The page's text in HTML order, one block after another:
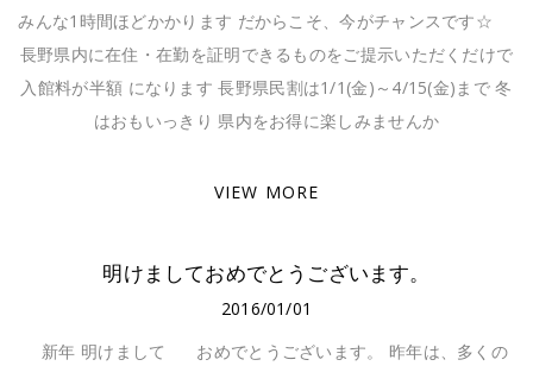
みんな1時間ほどかかります だからこそ、今がチャンスです☆
長野県内に在住・在勤を証明できるものをご提示いただくだけで
入館料が半額 になります 長野県民割は1/1(金)～4/15(金)まで 冬
はおもいっきり 県内をお得に楽しみませんか
VIEW MORE
明けましておめでとうございます。
2016/01/01
新年 明けまして おめでとうございます。 昨年は、多くの